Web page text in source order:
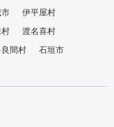
伊平屋村
村
渡名喜村
良間村
石垣市